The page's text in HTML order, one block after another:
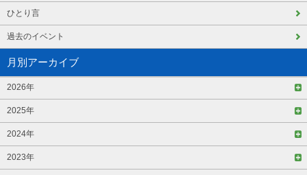
ひとり言
過去のイベント
月別アーカイブ
2026年
2025年
2024年
2023年